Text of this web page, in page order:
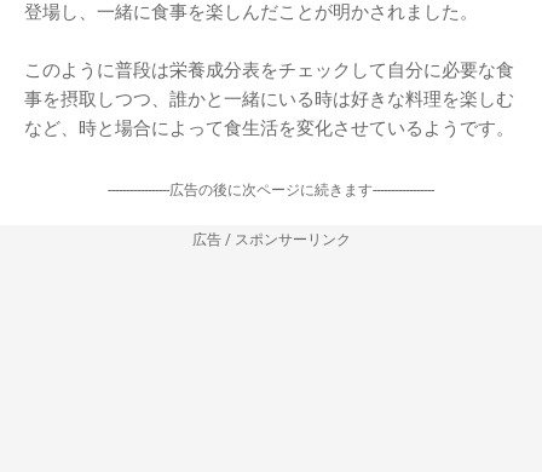
登場し、一緒に食事を楽しんだことが明かされました。
このように普段は栄養成分表をチェックして自分に必要な食
事を摂取しつつ、誰かと一緒にいる時は好きな料理を楽しむ
など、時と場合によって食生活を変化させているようです。
-----------------広告の後に次ページに続きます-----------------
広告 / スポンサーリンク